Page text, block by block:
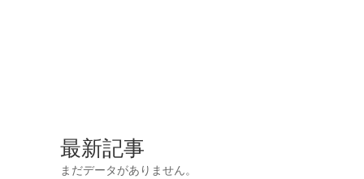
最新記事
まだデータがありません。